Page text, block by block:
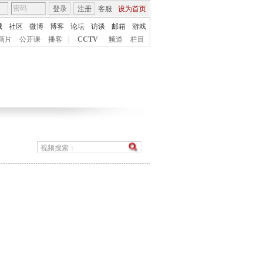
客服 设为首页
登录 注册
社区 微博 博客 论坛 访谈 邮箱
游戏
片
公开课 播客 CCTV 频道 栏目